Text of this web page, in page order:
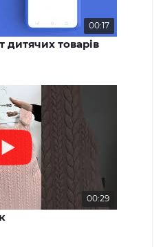
00:17
дитячих товарів
00:29